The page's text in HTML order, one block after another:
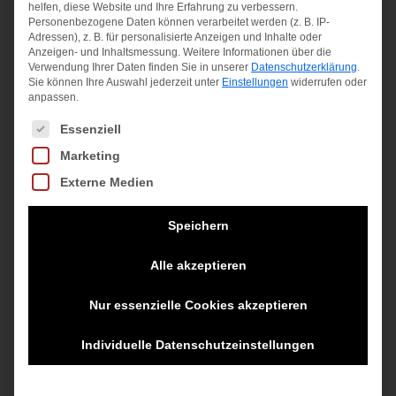
G NK DRY SHORT
BLACK/HTR/WHITE
25,00€Ursprünglicher
Preis
war:
12,50
ist:
inkl. MwSt.
helfen, diese Website und Ihre Erfahrung zu verbessern.
Personenbezogene Daten können verarbeitet werden (z. B. IP-
Adressen), z. B. für personalisierte Anzeigen und Inhalte oder
Anzeigen- und Inhaltsmessung. Weitere Informationen über die
Verwendung Ihrer Daten finden Sie in unserer Datenschutzerklärung.
Sie können Ihre Auswahl jederzeit unter Einstellungen widerrufen oder
anpassen.
Es folgt eine Liste der Service-Gruppen, für die eine
Essenziell
Marketing
Externe Medien
Speichern
Alle akzeptieren
Nur essenzielle Cookies akzeptieren
Individuelle Datenschutzeinstellungen